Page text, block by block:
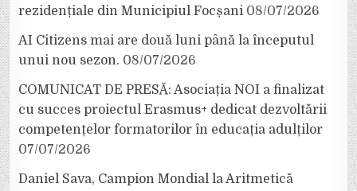
rezidențiale din Municipiul Focșani 08/07/2026
AI Citizens mai are două luni până la începutul
unui nou sezon. 08/07/2026
COMUNICAT DE PRESĂ: Asociația NOI a finalizat
cu succes proiectul Erasmus+ dedicat dezvoltării
competențelor formatorilor în educația adulților
07/07/2026
Daniel Sava, Campion Mondial la Aritmetică